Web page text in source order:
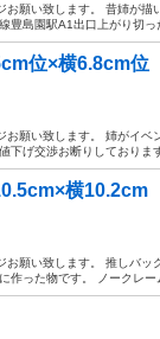
願い致します。 昔姉が描
豊島園駅A1出口上がり切っ
位×横6.8cm位
願い致します。 姉がイベ
下げ交渉お断りしておりま
横10.2cm
願い致します。 推しバッ
作った物です。 ノークレー